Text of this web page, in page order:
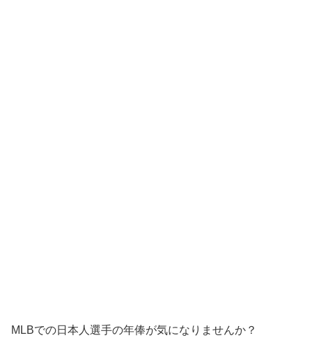
MLBでの日本人選手の年俸が気になりませんか？